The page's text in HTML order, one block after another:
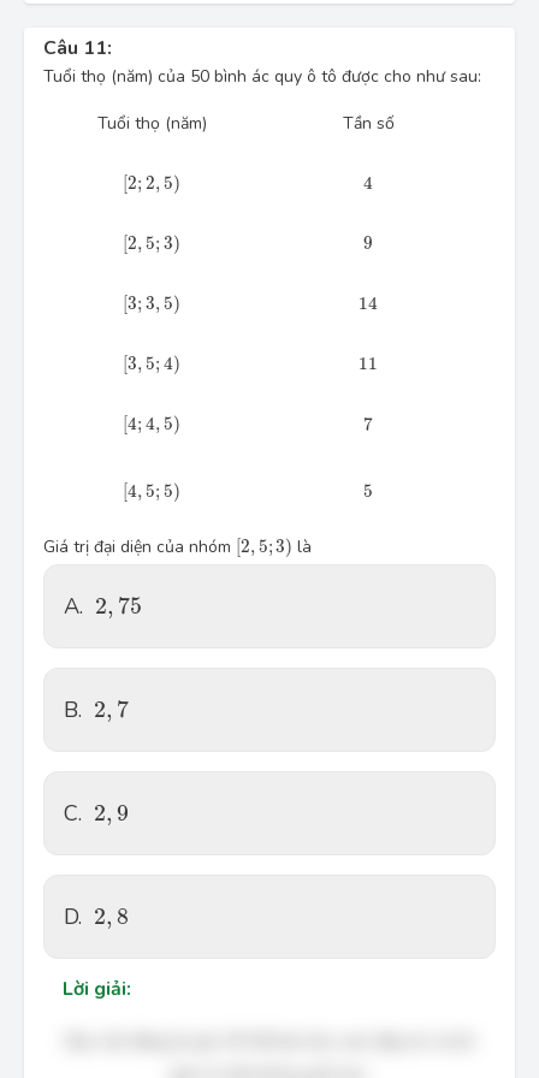
Câu 11:
Tuổi thọ (năm) của 50 bình ác quy ô tô được cho như sau:
Tuổi thọ (năm) Tần số
[2; 2, 5)
[2;\,2,5) 4
4
[2, 5; 3)
[2,5;\,3) 9
9
[3; 3, 5)
[3;\,3,5) 14
14
[3, 5; 4)
[3,5;\,4) 11
11
[4; 4, 5)
[4;\,4,5) 7
7
[4, 5; 5)
[4,5;\,5) 5
5
Giá trị đại diện của nhóm [2, 5;3)
[ 2,5;\,3 ) là
A. 2, 75
2,75
B. 2, 7
2,7
C. 2, 9
2,9
D. 2, 8
2,8
Lời giải: